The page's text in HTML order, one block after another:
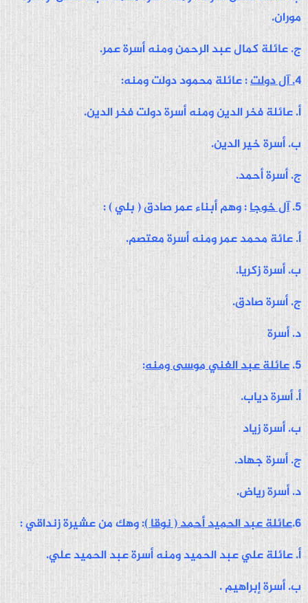
موران.
ج. عائلة كمال عبد الرحمن ومنه أسرة عمر.
4. آل دولت: عائلة محمود دولت ومنه:
أ. عائلة فخر الدين ومنه أسرة دولت فخر الدين.
ب. أسرة خير الدين.
ج. أسرة أحمد.
5. آل خوجا: وهم أبناء عمر صادق ( بلي ) :
أ. عائة محمد عمر ومنه أسرة معتصم.
ب. أسرة زكريا.
ج. أسرة صادق.
د. أسرة
5. عائلة عبد الغني موسى ومنه:
أ. أسرة دياب.
ب. أسرة زياد
ج. أسرة جهاد.
د. أسرة رياض.
6.عائلة عبد الحميد أحمد ( نوقا ): وهك من عشيرة زنداقي :
أ. عائلة علي عبد الحميد ومنه أسرة عبد الحميد علي.
ب. أسرة إبراهيم .